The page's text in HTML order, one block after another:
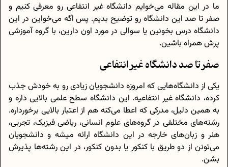
ما در این مقاله می‌خوایم دانشگاه غیر انتفاعی رو معرفی کنیم و
صفر تا صد این دانشگاه رو توضیح بدیم. پس اگه می‌خواین در این
دانشگاه درس بخونین یا سوالی در مورد اون دارین، با گروه آموزشی
پرش همراه باشین.
صفر تا صد دانشگاه غیر انتفاعی
یکی از دانشگاه‌هایی که امروزه دانشجویان زیادی رو به خودش جذب
کرده، دانشگاه غیر انتفاعیه. این دانشگاه سطح علمی بالایی داره و
به همین دلیل، مدرکی که اعطا می‌کنه هم از اعتبار بالایی برخورداره.
رشته‌های مختلفی در گروه‌های علوم انسانی، ریاضی فیزیک، تجربی،
هنر و زبان‌های خارجه در این دانشگاه ارائه میشه و دانشجویان
می‌تونن از دو طریق با کنکور یا بدون کنکور، در این رشته‌ها پذیرش
بشن.